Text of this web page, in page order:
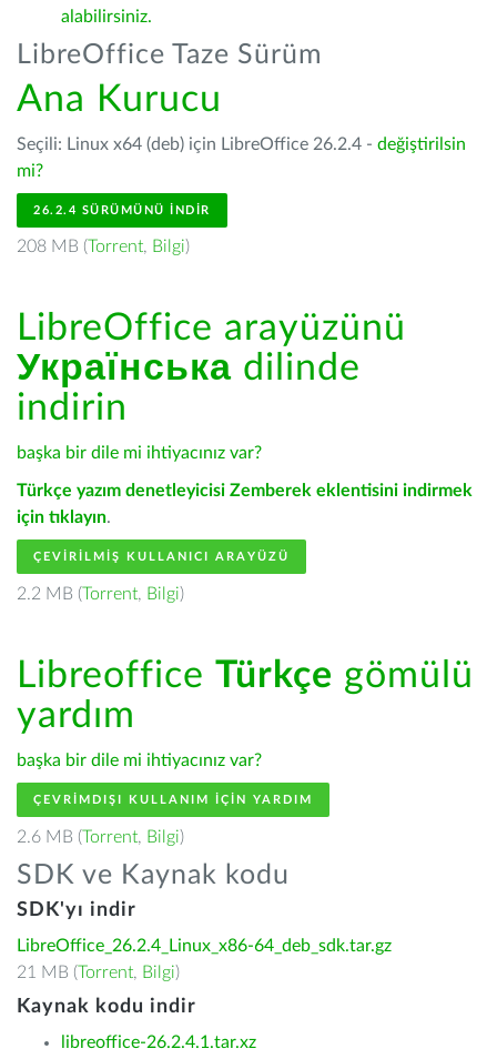
alabilirsiniz.
LibreOffice Taze Sürüm
Ana Kurucu
Seçili: Linux x64 (deb) için LibreOffice 26.2.4 - değiştirilsin
mi?
26.2.4 SÜRÜMÜNÜ İNDIR
208 MB (Torrent, Bilgi)
LibreOffice arayüzünü
Українська dilinde
indirin
başka bir dile mi ihtiyacınız var?
Türkçe yazım denetleyicisi Zemberek eklentisini indirmek
için tıklayın.
ÇEVIRILMIŞ KULLANICI ARAYÜZÜ
2.2 MB (Torrent, Bilgi)
Libreoffice Türkçe gömülü
yardım
başka bir dile mi ihtiyacınız var?
ÇEVRIMDIŞI KULLANIM IÇIN YARDIM
2.6 MB (Torrent, Bilgi)
SDK ve Kaynak kodu
SDK'yı indir
LibreOffice_26.2.4_Linux_x86-64_deb_sdk.tar.gz
21 MB (Torrent, Bilgi)
Kaynak kodu indir
libreoffice-26.2.4.1.tar.xz